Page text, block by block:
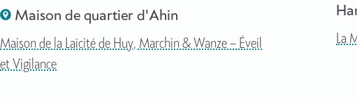
Maison de quartier d'Ahin
Maison de la Laïcité de Huy, Marchin & Wanze – Éveil
et Vigilance
La